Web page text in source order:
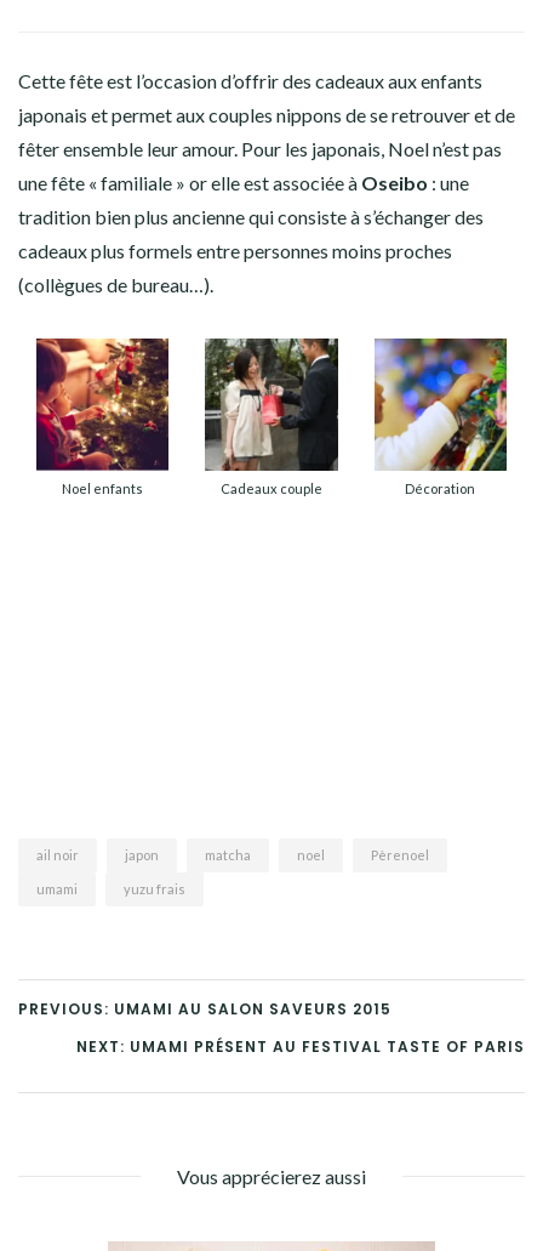
Cette fête est l’occasion d’offrir des cadeaux aux enfants
japonais et permet aux couples nippons de se retrouver et de
fêter ensemble leur amour. Pour les japonais, Noel n’est pas
une fête « familiale » or elle est associée à Oseibo : une
tradition bien plus ancienne qui consiste à s’échanger des
cadeaux plus formels entre personnes moins proches
(collègues de bureau…).
Noel enfants Cadeaux couple Décoration
ail noir japon matcha noel Pèrenoel
umami yuzu frais
PREVIOUS: UMAMI AU SALON SAVEURS 2015
NEXT: UMAMI PRÉSENT AU FESTIVAL TASTE OF PARIS
Vous apprécierez aussi